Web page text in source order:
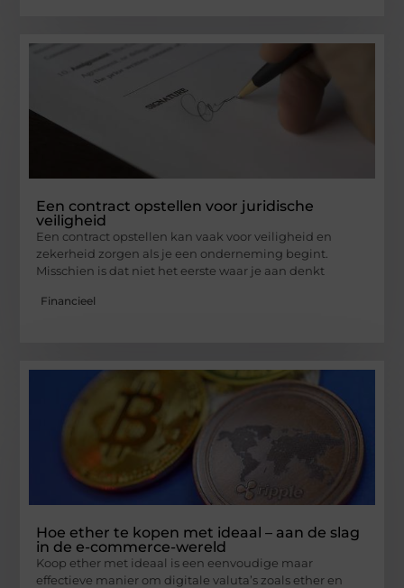
Een contract opstellen voor juridische
veiligheid
Een contract opstellen kan vaak voor veiligheid en
zekerheid zorgen als je een onderneming begint.
Misschien is dat niet het eerste waar je aan denkt
Financieel
Hoe ether te kopen met ideaal – aan de slag
in de e-commerce-wereld
Koop ether met ideaal is een eenvoudige maar
effectieve manier om digitale valuta’s zoals ether en